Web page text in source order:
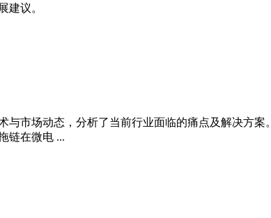
建议。
与市场动态，分析了当前行业面临的痛点及解决方
链在微电 ...